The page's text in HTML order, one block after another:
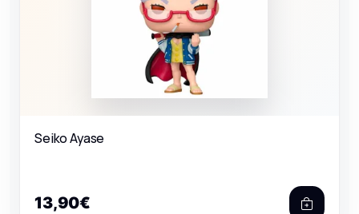
Seiko Ayase
13,90€